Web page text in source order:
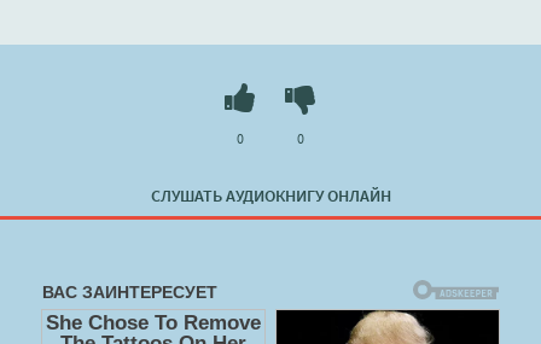
СЛУШАТЬ АУДИОКНИГУ ОНЛАЙН
0 0